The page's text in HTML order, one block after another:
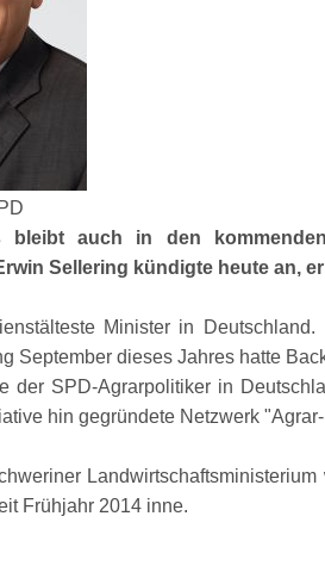
bleibt auch in den
Sellering kündigte heute an,
Minister in
September dieses Jahres hatte
der SPD-Agrarpolitiker in
hin gegründete Netzwerk
Frühjahr 2014 inne.